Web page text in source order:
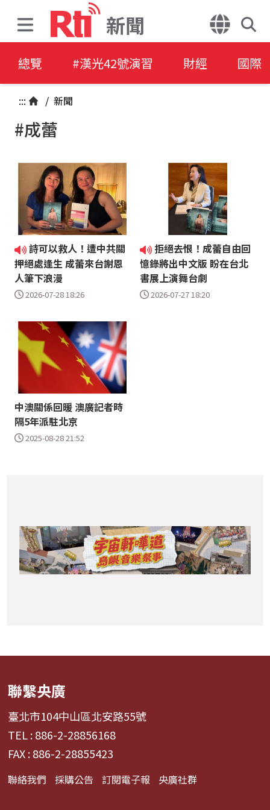
新聞
總覽 #漢光42號演習 財經 國際
::: / 新聞
#成蕾
詩可以救人！遭中共關
押絕處逢生 成蕾來台謝恩
人筆下浪漫
2026-07-28 18:26
拒絕去恨！成蕾自由回
憶錄將出中文版 盼在台北
書展上演舞台劇
2026-07-27 18:20
中澳關係回暖 澳廣記者時
隔5年派駐北京
2025-08-28 21:52
聯繫央廣
臺北市104中山區北安路55號
TEL : 886-2-28856168
FAX : 886-2-28855423
聯絡我們 採購公告 訂閱電子報 央廣社群